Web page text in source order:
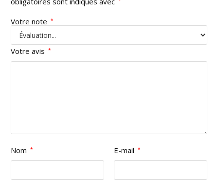
Votre note *
Votre avis *
Nom * E-mail *